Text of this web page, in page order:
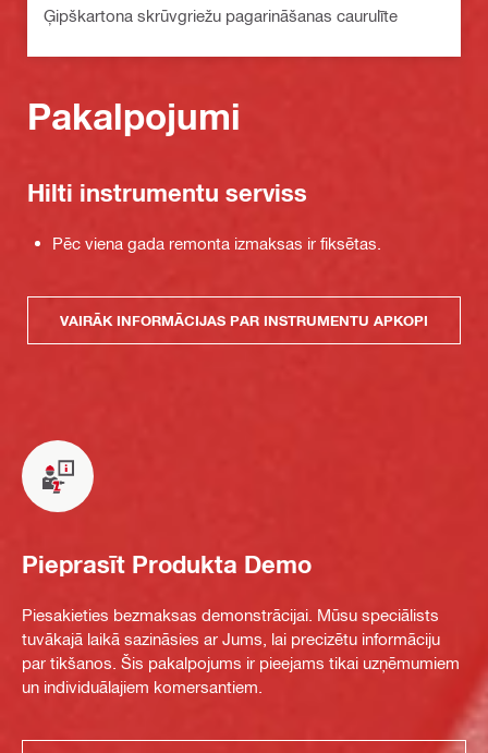
Ģipškartona skrūvgriežu pagarināšanas caurulīte
Pakalpojumi
Hilti instrumentu serviss
Pēc viena gada remonta izmaksas ir fiksētas.
VAIRĀK INFORMĀCIJAS PAR INSTRUMENTU APKOPI
Pieprasīt Produkta Demo
Piesakieties bezmaksas demonstrācijai. Mūsu speciālists
tuvākajā laikā sazināsies ar Jums, lai precizētu informāciju
par tikšanos. Šis pakalpojums ir pieejams tikai uzņēmumiem
un individuālajiem komersantiem.